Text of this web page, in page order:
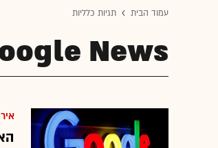
עמוד הבית תגיות כלליות
News